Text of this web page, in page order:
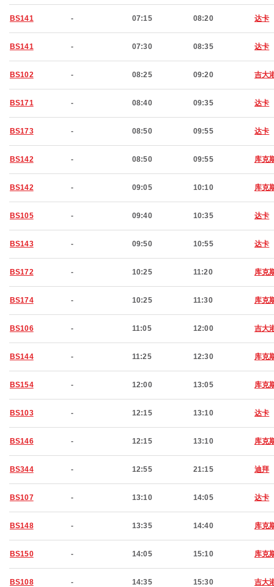
BS141 - 07:15 08:20 达卡
BS141 - 07:30 08:35 达卡
BS102 - 08:25 09:20 吉大
BS171 - 08:40 09:35 达卡
BS173 - 08:50 09:55 达卡
BS142 - 08:50 09:55 库克
BS142 - 09:05 10:10 库克
BS105 - 09:40 10:35 达卡
BS143 - 09:50 10:55 达卡
BS172 - 10:25 11:20 库克
BS174 - 10:25 11:30 库克
BS106 - 11:05 12:00 吉大
BS144 - 11:25 12:30 库克
BS154 - 12:00 13:05 库克
BS103 - 12:15 13:10 达卡
BS146 - 12:15 13:10 库克
BS344 - 12:55 21:15 迪拜
BS107 - 13:10 14:05 达卡
BS148 - 13:35 14:40 库克
BS150 - 14:05 15:10 库克
BS108 - 14:35 15:30 吉大